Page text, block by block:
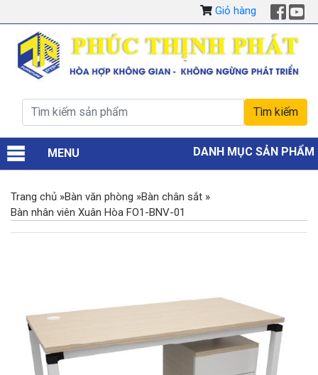
Giỏ hàng
MENU DANH MỤC SẢN PHẨM
Trang chủ »Bàn văn phòng »Bàn chân sắt »
Bàn nhân viên Xuân Hòa FO1-BNV-01